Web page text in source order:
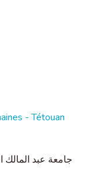
- Tétouan
جامعة عبد المالك